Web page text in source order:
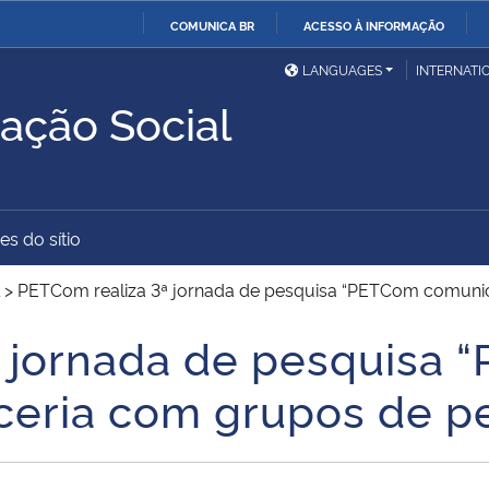
COMUNICA BR ACESSO À INFORMAÇÃO
Ministério da Defesa
Ministério das Relações
Exteriores
Ministério da Cidadania
Ministério do
Desenvolvimento Regional
Advocacia-Geral da União Banco Central do Brasil
LANGUAGES
Social
do sítio
> PETCom realiza 3ª jornada de pesquisa “PETCom
de pesquisa
com grupos de